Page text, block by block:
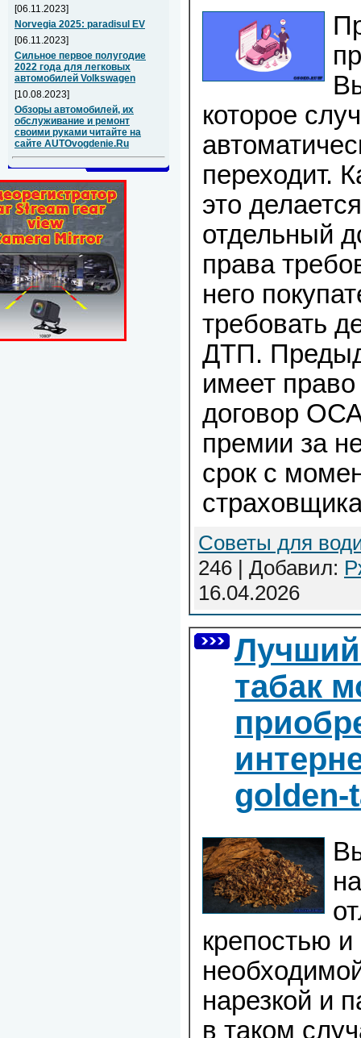
[06.11.2023]
Norvegia 2025: paradisul EV
[06.11.2023]
Сильное первое полугодие
2022 года для легковых
автомобилей Volkswagen
[10.08.2023]
Обзоры автомобилей, их
обслуживание и ремонт
своими руками читайте на
сайте AUTOvogdenie.Ru
которое
переходит.
это
отдельный
права
него
требовать
ДТП.
имеет право
договор
премии за
срок с
Советы для
246 | Добавил:
16.04.2026
табак
крепостью
нарезкой и
в таком